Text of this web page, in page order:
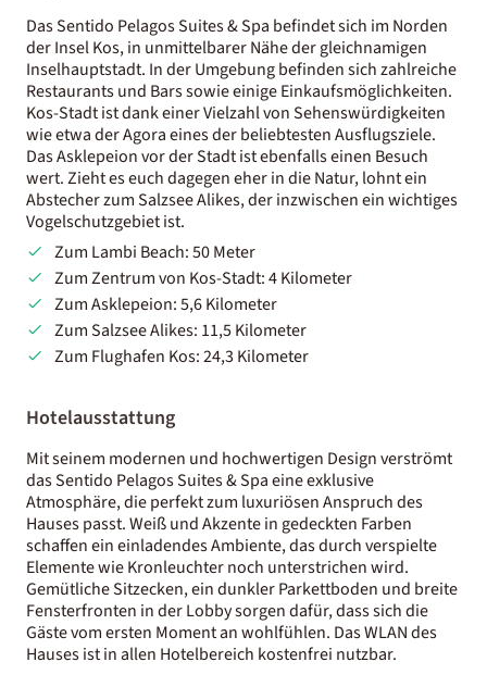
Das Sentido Pelagos Suites & Spa befindet sich im Norden
der Insel Kos, in unmittelbarer Nähe der gleichnamigen
Inselhauptstadt. In der Umgebung befinden sich zahlreiche
Restaurants und Bars sowie einige Einkaufsmöglichkeiten.
Kos-Stadt ist dank einer Vielzahl von Sehenswürdigkeiten
wie etwa der Agora eines der beliebtesten Ausflugsziele.
Das Asklepeion vor der Stadt ist ebenfalls einen Besuch
wert. Zieht es euch dagegen eher in die Natur, lohnt ein
Abstecher zum Salzsee Alikes, der inzwischen ein wichtiges
Vogelschutzgebiet ist.
Zum Lambi Beach: 50 Meter
Zum Zentrum von Kos-Stadt: 4 Kilometer
Zum Asklepeion: 5,6 Kilometer
Zum Salzsee Alikes: 11,5 Kilometer
Zum Flughafen Kos: 24,3 Kilometer
Hotelausstattung
Mit seinem modernen und hochwertigen Design verströmt
das Sentido Pelagos Suites & Spa eine exklusive
Atmosphäre, die perfekt zum luxuriösen Anspruch des
Hauses passt. Weiß und Akzente in gedeckten Farben
schaffen ein einladendes Ambiente, das durch verspielte
Elemente wie Kronleuchter noch unterstrichen wird.
Gemütliche Sitzecken, ein dunkler Parkettboden und breite
Fensterfronten in der Lobby sorgen dafür, dass sich die
Gäste vom ersten Moment an wohlfühlen. Das WLAN des
Hauses ist in allen Hotelbereich kostenfrei nutzbar.